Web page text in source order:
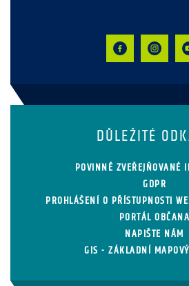
DŮLEŽITÉ
POVINNĚ ZVEŘEJŇOVANÉ
GDPR
PROHLÁŠENÍ O PŘÍSTUPNOSTI
PORTÁL OBČANA
NAPIŠTE NÁM
GIS - ZÁKLADNÍ